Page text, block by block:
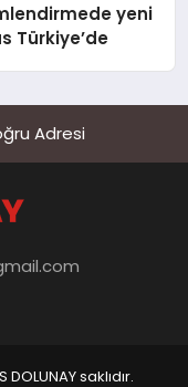
yeni
Türkiye’de
Adresi
saklıdır.